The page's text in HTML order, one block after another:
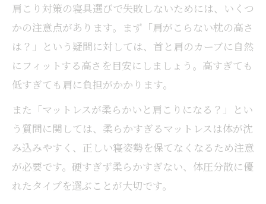
肩こり予防に役立つ湿度対応寝具の選び方
湿度変化に強い寝具で肩こりを軽減する方
法
肩こり対策には寝具の通気性と調湿性が大
切
梅雨時期にも適した肩こりケア寝具の特徴
肩こりに効く季節ごとの寝具調整テクニッ
ク
肩こり対策の寝具選びで失敗しないためには、いくつ
かの注意点があります。まず「肩がこらない枕の高さ
は？」という疑問に対しては、首と肩のカーブに自然
にフィットする高さを目安にしましょう。高すぎても
低すぎても肩に負担がかかります。
また「マットレスが柔らかいと肩こりになる？」とい
う質問に関しては、柔らかすぎるマットレスは体が沈
み込みやすく、正しい寝姿勢を保てなくなるため注意
が必要です。硬すぎず柔らかすぎない、体圧分散に優
れたタイプを選ぶことが大切です。